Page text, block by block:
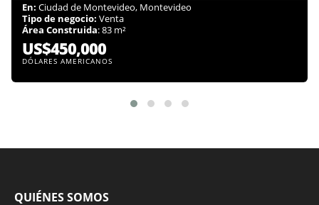
En: Ciudad de Montevideo, Montevideo
Tipo de negocio: Venta
Área Construida: 83 m²
US$450,000
DÓLARES AMERICANOS
QUIÉNES SOMOS